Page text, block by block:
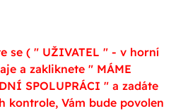
se ( " UŽIVATEL " - v horní
a zakliknete " MÁME
SPOLUPRÁCI " a zadáte
kontrole, Vám bude povolen